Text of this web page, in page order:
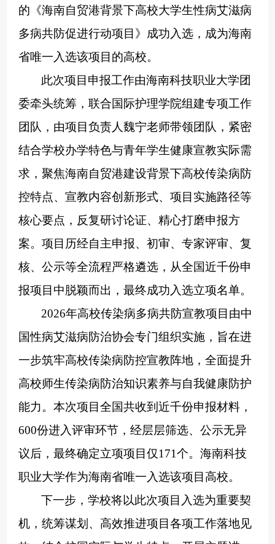
的《海南自贸港背景下高校大学生性病艾滋病
多病共防促进行动项目》成功入选，成为海南
省唯一入选该项目的高校。
此次项目申报工作由海南科技职业大学团
委牵头统筹，联合国际护理学院组建专项工作
团队，由项目负责人魏宁老师带领团队，紧密
结合学校办学特色与青年学生健康宣教实际需
求，聚焦海南自贸港建设背景下高校传染病防
控特点、宣教内容创新形式、项目实施路径等
核心要点，反复研讨论证、精心打磨申报方
案。项目历经自主申报、初审、专家评审、复
核、公示等全流程严格遴选，从全国近千份申
报项目中脱颖而出，最终成功入选立项名单。
2026年高校传染病多病共防宣教项目由中
国性病艾滋病防治协会专门组织实施，旨在进
一步筑牢高校传染病防控宣教阵地，全面提升
高校师生传染病防治知识素养与自我健康防护
能力。本次项目全国共收到近千份申报材料，
600份进入评审环节，经层层筛选、公示无异
议后，最终确定立项项目仅171个。海南科技
职业大学作为海南省唯一入选该项目高校。
下一步，学校将以此次项目入选为重要契
机，统筹谋划、高效推进项目各项工作落地见